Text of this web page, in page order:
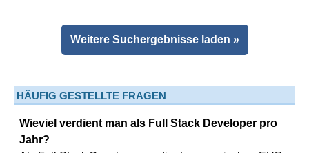
Weitere Suchergebnisse laden »
HÄUFIG GESTELLTE FRAGEN
Wieviel verdient man als Full Stack Developer pro
Jahr?